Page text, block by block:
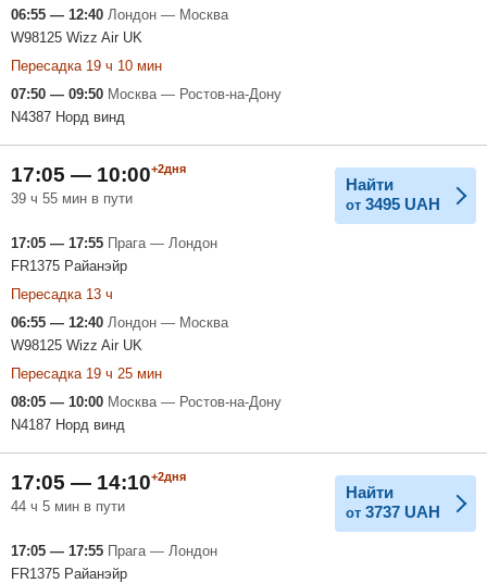
06:55 — 12:40 Лондон — Москва
W98125 Wizz Air UK
Пересадка 19 ч 10 мин
07:50 — 09:50 Москва — Ростов-на-Дону
N4387 Норд винд
17:05 — 10:00+2дня
39 ч 55 мин в пути
Найти
от 3495 UAH
17:05 — 17:55 Прага — Лондон
FR1375 Райанэйр
Пересадка 13 ч
06:55 — 12:40 Лондон — Москва
W98125 Wizz Air UK
Пересадка 19 ч 25 мин
08:05 — 10:00 Москва — Ростов-на-Дону
N4187 Норд винд
17:05 — 14:10+2дня
44 ч 5 мин в пути
Найти
от 3737 UAH
17:05 — 17:55 Прага — Лондон
FR1375 Райанэйр